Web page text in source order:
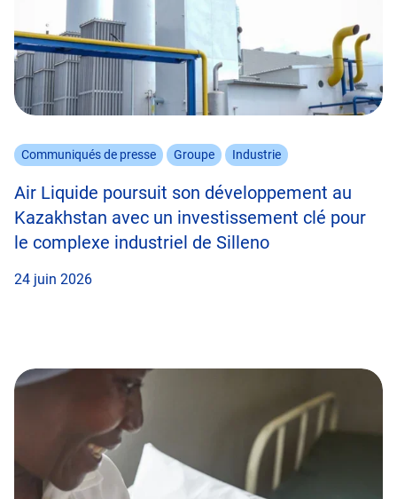
Communiqués de presse Groupe Industrie
Air Liquide poursuit son développement au
Kazakhstan avec un investissement clé pour
le complexe industriel de Silleno
24 juin 2026